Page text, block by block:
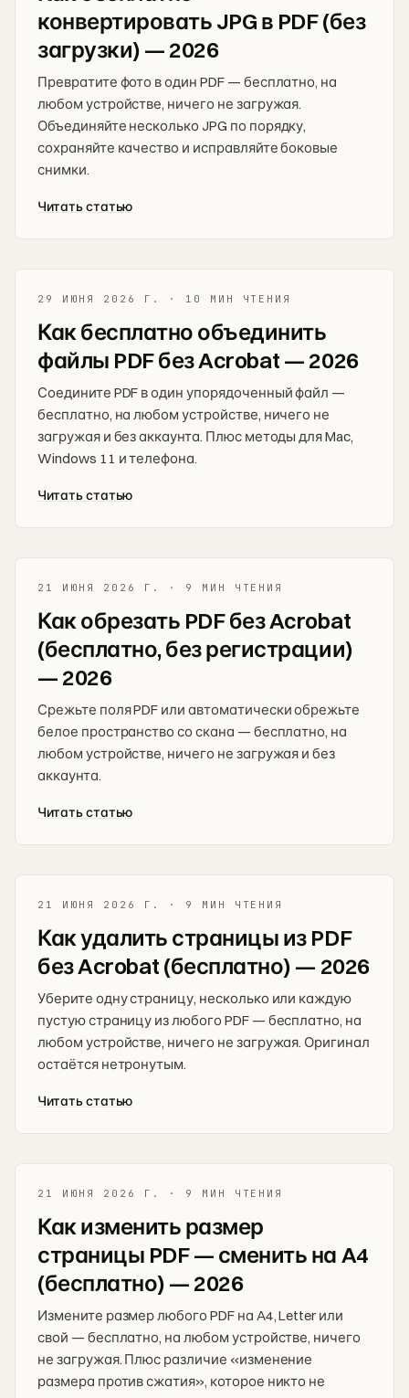
конвертировать JPG в PDF (без
загрузки) — 2026
Превратите фото в один PDF — бесплатно, на
любом устройстве, ничего не загружая.
Объединяйте несколько JPG по порядку,
сохраняйте качество и исправляйте боковые
снимки.
Читать статью
29 ИЮНЯ 2026 Г. · 10 МИН ЧТЕНИЯ
Как бесплатно объединить
файлы PDF без Acrobat — 2026
Соедините PDF в один упорядоченный файл —
бесплатно, на любом устройстве, ничего не
загружая и без аккаунта. Плюс методы для Mac,
Windows 11 и телефона.
Читать статью
21 ИЮНЯ 2026 Г. · 9 МИН ЧТЕНИЯ
Как обрезать PDF без Acrobat
(бесплатно, без регистрации)
— 2026
Срежьте поля PDF или автоматически обрежьте
белое пространство со скана — бесплатно, на
любом устройстве, ничего не загружая и без
аккаунта.
Читать статью
21 ИЮНЯ 2026 Г. · 9 МИН ЧТЕНИЯ
Как удалить страницы из PDF
без Acrobat (бесплатно) — 2026
Уберите одну страницу, несколько или каждую
пустую страницу из любого PDF — бесплатно, на
любом устройстве, ничего не загружая. Оригинал
остаётся нетронутым.
Читать статью
21 ИЮНЯ 2026 Г. · 9 МИН ЧТЕНИЯ
Как изменить размер
страницы PDF — сменить на A4
(бесплатно) — 2026
Измените размер любого PDF на A4, Letter или
свой — бесплатно, на любом устройстве, ничего
не загружая. Плюс различие «изменение
размера против сжатия», которое никто не